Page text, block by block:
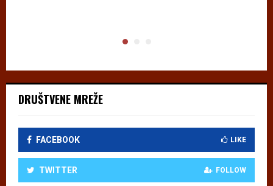
DRUŠTVENE MREŽE
FACEBOOK LIKE
TWITTER FOLLOW